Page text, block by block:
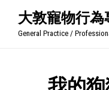
大敦寵物行
General Practice /